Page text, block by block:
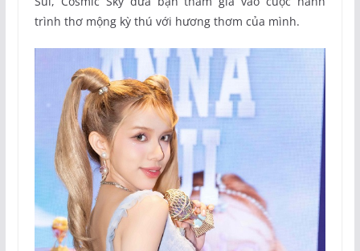
trình thơ mộng kỳ thú với hương thơm của mình.